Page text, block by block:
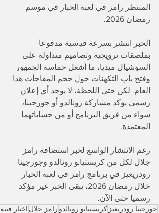
المنتظر رامز في لعبة الحبار في موسم
رمضان 2026.
الخبر انتشر بسرعة قياسية مدفوعا
بملصقات ترويجية وتصاميم متداولة على
السوشيال ميديا، ما أشعل حماسة الجمهور
وفتح باب التكهنات حول حجم المفاجآت هذا
العام. لكن حتى اللحظة، لا يوجد أي إعلان
رسمي يؤكد مشاركة رونالدو أو جورجينا،
سواء من فريق البرنامج أو من حساباتهما
المعتمدة.
رغم الانتشار الواسع لخبر استضافة رامز
جلال لكل من كريستيانو رونالدو وجورجينا
رودريغيز في برنامج رامز في لعبة الحبار
خلال رمضان 2026، يبقى الخبر غير مؤكد
رسميا حتى الآن.
اخبار فنية رامز جلال كريستيانو رونالدو جورجينا رودريغيز